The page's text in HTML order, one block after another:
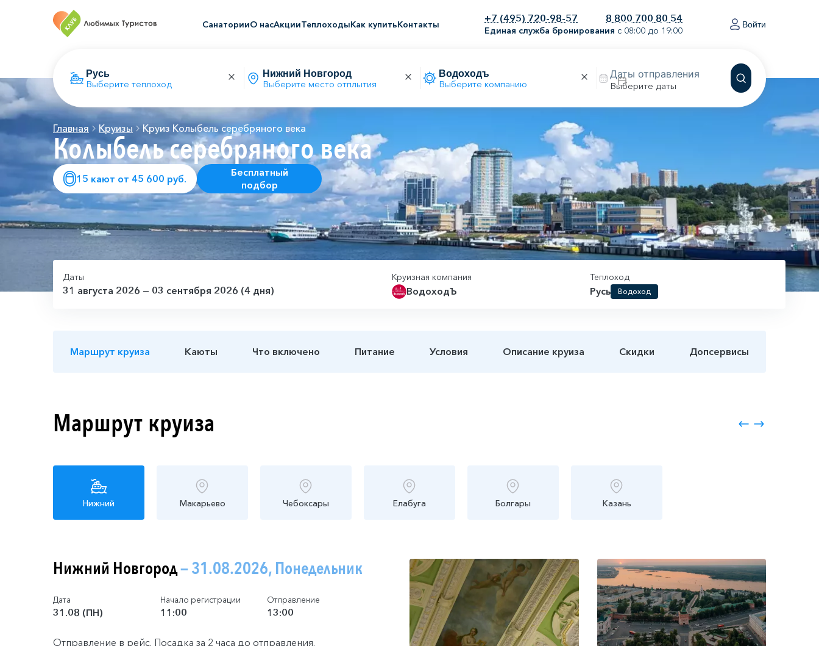
СанаторииО насАкцииТеплоходыКак купитьКонтакты
+7 (495) 720-98-57 8 800 700 80 54
Единая служба бронирования с 08:00 до 19:00
Войти
Выберите теплоход Выберите место отплытия Выберите компанию Выберите даты
Главная Круизы Круиз Колыбель серебряного века
Колыбель серебряного века
15 кают от 45 600 руб.
Бесплатный
подбор
Даты
31 августа 2026 — 03 сентября 2026 (4 дня)
Круизная компания
ВодоходЪ
Теплоход
Русь Водоход
Маршрут круиза Каюты Что включено Питание Условия Описание круиза Скидки Допсервисы
Маршрут круиза
Нижний Макарьево Чебоксары Елабуга Болгары Казань
Нижний Новгород— 31.08.2026, Понедельник
Дата
31.08 (ПН)
Начало регистрации
11:00
Отправление
13:00
Отправление в рейс. Посадка за 2 часа до отправления.